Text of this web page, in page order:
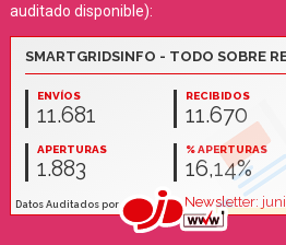
auditado disponible):